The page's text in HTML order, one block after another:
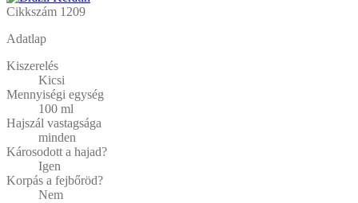
Cikkszám 1209
Adatlap
Kiszerelés
Kicsi
Mennyiségi egység
100 ml
Hajszál vastagsága
minden
Károsodott a hajad?
Igen
Korpás a fejbőröd?
Nem